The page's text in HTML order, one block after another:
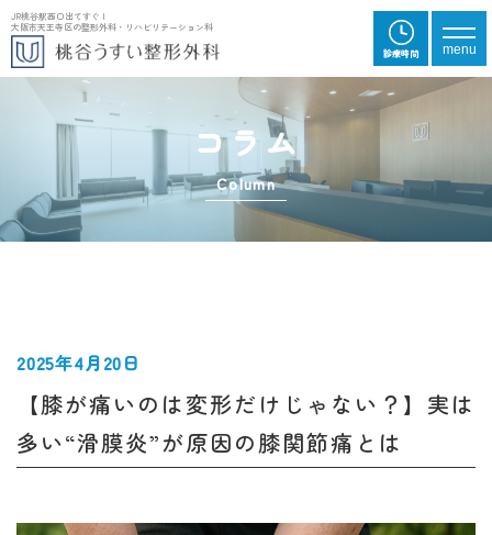
JR桃谷駅西口出てすぐ |
大阪市天王寺区の整形外科・リハビリテーション科
メニ
menu
診療時間
コラム
Column
2025年4月20日
【膝が痛いのは変形だけじゃない？】実は
多い“滑膜炎”が原因の膝関節痛とは